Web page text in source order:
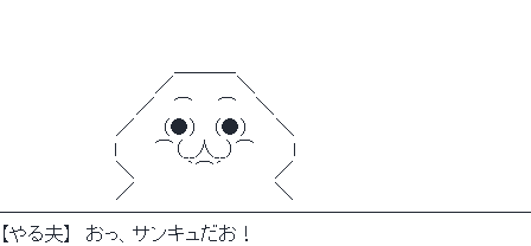
／ 　 　 　 ＼
／　 ⌒ 　 ⌒　 ＼
／　　（●）　（●）　　＼
l　 　 ⌒（__人__）⌒　 　 ｌ
＼　　 　 ｀⌒´　　 　 ／
／　　　 　 　 　 　 　 ＼
【やる夫】　おっ、サンキュだお！